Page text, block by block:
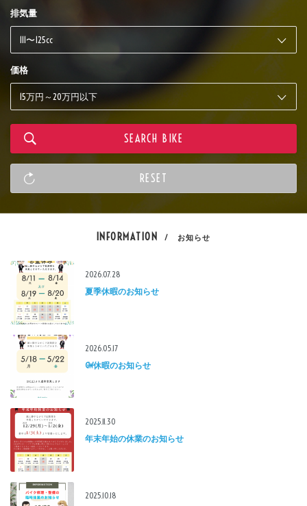
排気量
価格
INFORMATION / お知らせ
2026.07.28
夏季休暇のお知らせ
2026.05.17
GW休暇のお知らせ
2025.11.30
年末年始の休業のお知らせ
2025.10.18